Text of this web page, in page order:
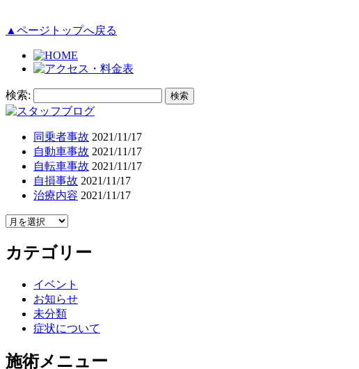
▲ページトップへ戻る
検索:
同乗者事故 2021/11/17
自動車事故 2021/11/17
自転車事故 2021/11/17
自損事故 2021/11/17
治療内容 2021/11/17
カテゴリー
イベント
お知らせ
未分類
症状について
施術メニュー